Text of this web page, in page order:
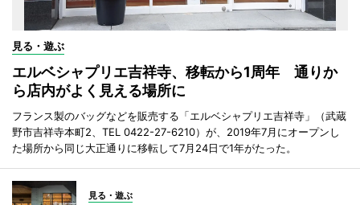
見る・遊ぶ
エルベシャプリエ吉祥寺、移転から1周年 通りか
ら店内がよく見える場所に
フランス製のバッグなどを販売する「エルベシャプリエ吉祥寺」（武蔵
野市吉祥寺本町2、TEL 0422-27-6210）が、2019年7月にオープンし
た場所から同じ大正通りに移転して7月24日で1年がたった。
見る・遊ぶ